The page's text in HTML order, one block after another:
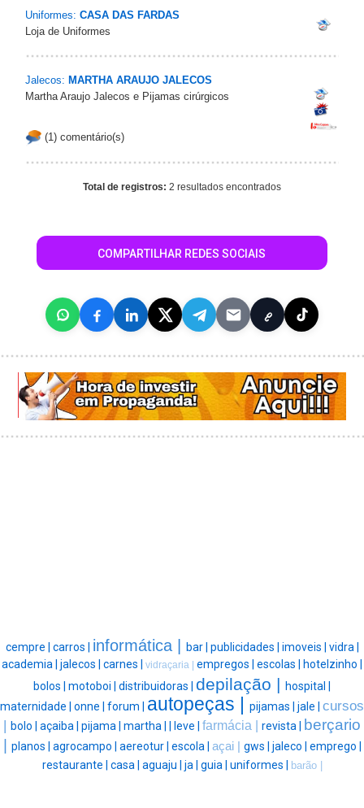
Uniformes: CASA DAS FARDAS
Loja de Uniformes
Jalecos: MARTHA ARAUJO JALECOS
Martha Araujo Jalecos e Pijamas cirúrgicos
(1) comentário(s)
Total de registros: 2 resultados encontrados
COMPARTILHAR REDES SOCIAIS
cempre | carros | informática | bar | publicidades | imoveis | vidra |
academia | jalecos | carnes | vidraçaria | empregos | escolas |
hotelzinho |
bolos | motoboi | distribuidoras | depilação | hospital |
maternidade | onne | forum | autopeças | pijamas | jale | cursos
| bolo | açaiba | pijama | martha | leve | farmácia | revista |
berçario
planos | agrocampo | aereotur | escola | açai | gws | jaleco | emprego |
restaurante | casa | aguaju | ja | guia | uniformes | barão |